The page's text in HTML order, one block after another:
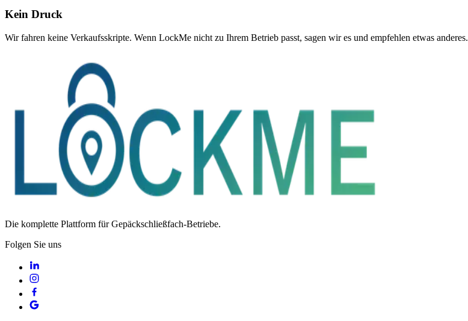
Kein Druck
Wir fahren keine Verkaufsskripte. Wenn LockMe nicht zu Ihrem Betrieb passt, sagen wir es und empfehlen etwas anderes.
Die komplette Plattform für Gepäckschließfach-Betriebe.
Folgen Sie uns